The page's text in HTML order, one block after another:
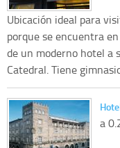
Ubicación ideal para
porque se encuentra
de un moderno hotel a
Catedral. Tiene
a